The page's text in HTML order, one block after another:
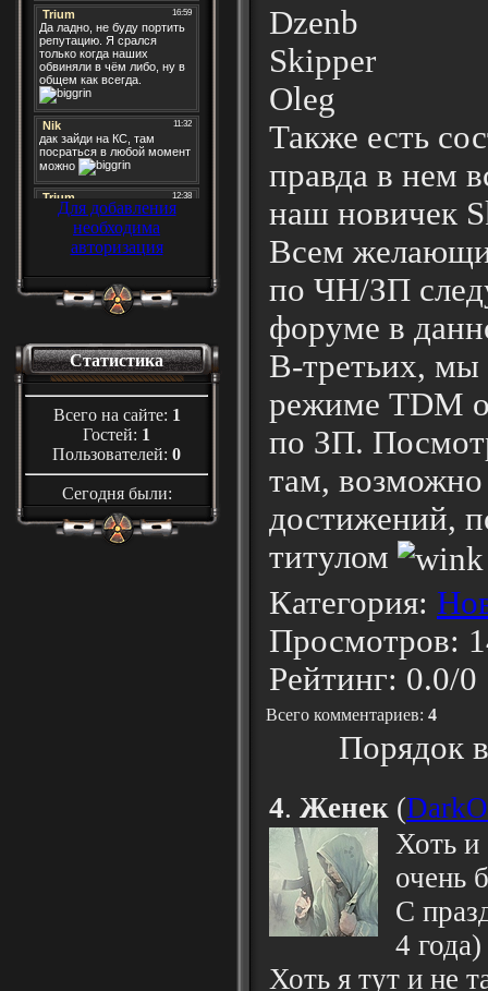
Для добавления
необходима
авторизация
Статистика
Всего на сайте: 1
Гостей: 1
Пользователей: 0
Сегодня были:
Dzenb
Skipper
Oleg
Также есть
правда в нем
наш новичек
Всем
по ЧН/ЗП
форуме в
В-третьих, мы
режиме TDM
по ЗП.
там,
достижений,
титулом
Категория:
Просмотров:
Рейтинг: 0.0/0
Всего комментариев: 4
Порядок
4. Женек (
Хоть и
очень
С
4 года)
Хоть я тут и не